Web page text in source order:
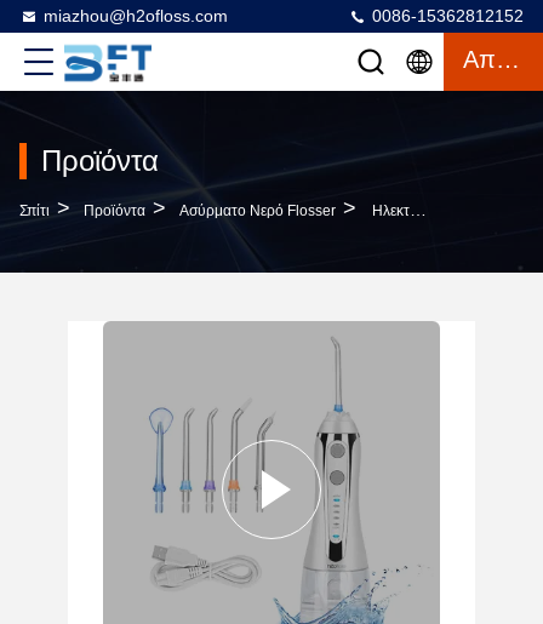
miazhou@h2ofloss.com 0086-15362812152
Απόσπασμα
Προϊόντα
Σπίτι > Προϊόντα > Ασύρματο Νερό Flosser > Ηλεκτρικός Ταξιδιωτικός Χονδρικός Εργοστάσιο